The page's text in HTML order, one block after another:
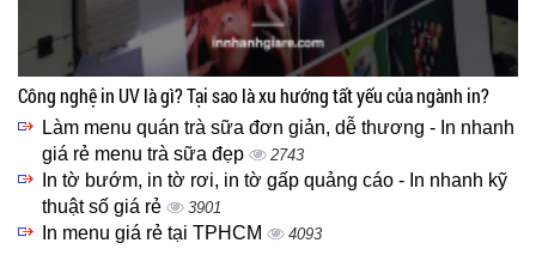
Công nghệ in UV là gì? Tại sao là xu hướng tất yếu của ngành in?
Làm menu quán trà sữa đơn giản, dễ thương - In nhanh
giá rẻ menu trà sữa đẹp
2743
In tờ bướm, in tờ rơi, in tờ gấp quảng cáo - In nhanh kỹ
thuật số giá rẻ
3901
In menu giá rẻ tại TPHCM 4093